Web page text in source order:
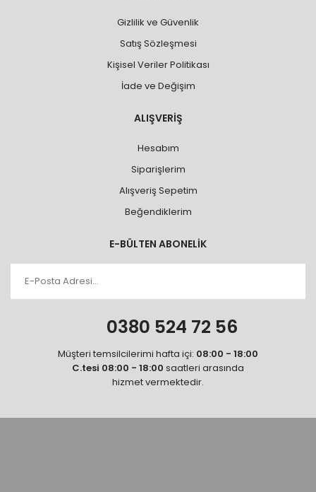
Gizlilik ve Güvenlik
Satış Sözleşmesi
Kişisel Veriler Politikası
İade ve Değişim
ALIŞVERİŞ
Hesabım
Siparişlerim
Alışveriş Sepetim
Beğendiklerim
E-BÜLTEN ABONELİK
0380 524 72 56
Müşteri temsilcilerimi hafta içi: 08:00 - 18:00
C.tesi 08:00 - 18:00 saatleri arasında
hizmet vermektedir.